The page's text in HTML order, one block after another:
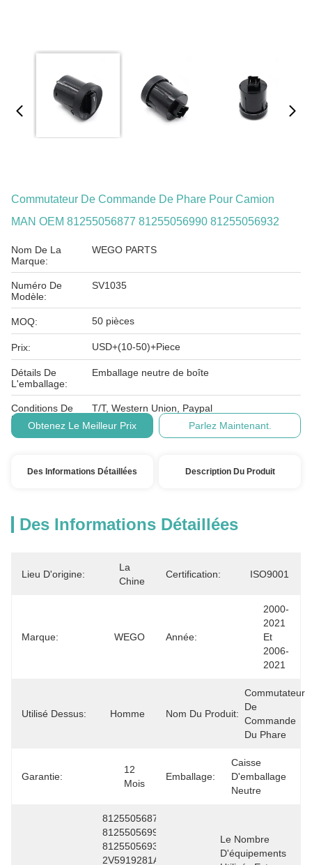
Commutateur De Commande De Phare Pour Camion
MAN OEM 81255056877 81255056990 81255056932
Nom De La
Marque:
WEGO PARTS
Numéro De
Modèle:
SV1035
MOQ: 50 pièces
Prix: USD+(10-50)+Piece
Détails De
L'emballage:
Emballage neutre de boîte
Conditions De
Paiement:
T/T, Western Union, Paypal
Obtenez Le Meilleur Prix
Parlez Maintenant.
Des Informations Détaillées Description Du Produit
Des Informations Détaillées
Lieu D'origine:
La
Chine
Certification: ISO9001
Marque: WEGO Année:
2000-
2021
Et
2006-
2021
Utilisé Dessus: Homme Nom Du Produit:
Commutateur
De
Commande
Du Phare
Garantie:
12
Mois
Emballage:
Caisse
D'emballage
Neutre
81255056877
81255056990
81255056932
2V5919281A
Le Nombre
D'équipements